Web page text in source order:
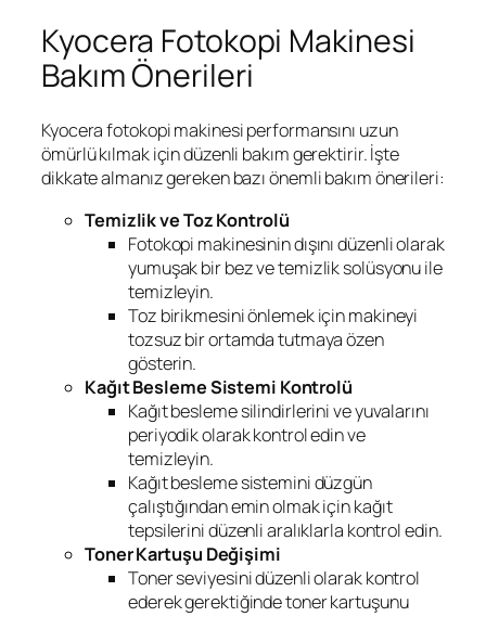
Kyocera Fotokopi Makinesi
Bakım Önerileri
Kyocera fotokopi makinesi performansını uzun
ömürlü kılmak için düzenli bakım gerektirir. İşte
dikkate almanız gereken bazı önemli bakım önerileri:
Temizlik ve Toz Kontrolü
Fotokopi makinesinin dışını düzenli olarak
yumuşak bir bez ve temizlik solüsyonu ile
temizleyin.
Toz birikmesini önlemek için makineyi
tozsuz bir ortamda tutmaya özen
gösterin.
Kağıt Besleme Sistemi Kontrolü
Kağıt besleme silindirlerini ve yuvalarını
periyodik olarak kontrol edin ve
temizleyin.
Kağıt besleme sistemini düzgün
çalıştığından emin olmak için kağıt
tepsilerini düzenli aralıklarla kontrol edin.
Toner Kartuşu Değişimi
Toner seviyesini düzenli olarak kontrol
ederek gerektiğinde toner kartuşunu